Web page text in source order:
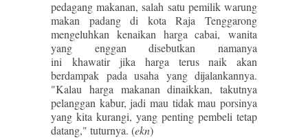
pedagang makanan, salah satu pemilik warung
makan padang di kota Raja Tenggarong
mengeluhkan kenaikan harga cabai, wanita
yang enggan disebutkan namanya
ini khawatir jika harga terus naik akan
berdampak pada usaha yang dijalankannya.
"Kalau harga makanan dinaikkan, takutnya
pelanggan kabur, jadi mau tidak mau porsinya
yang kita kurangi, yang penting pembeli tetap
datang," tuturnya. (ekn)